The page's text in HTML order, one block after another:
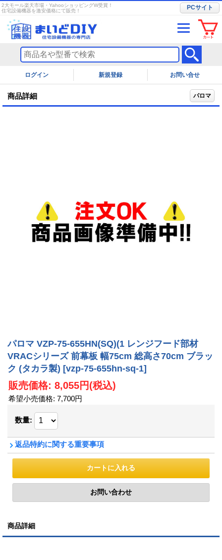
2大モール楽天市場・YahooショッピングW受賞！
住宅設備機器を激安価格にて販売！
PCサイト
ログイン お問い合せ
商品詳細 パロマ
パロマ VZP-75-655HN(SQ)(1 レンジフード部材
VRACシリーズ 前幕板 幅75cm 総高さ70cm ブラッ
ク (タカラ製) [vzp-75-655hn-sq-1]
販売価格: 8,055円(税込)
希望小売価格: 7,700円
数量:
返品特約に関する重要事項
商品詳細